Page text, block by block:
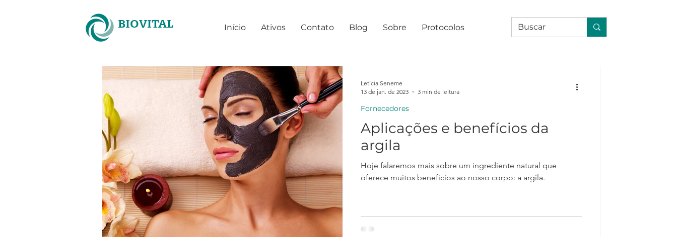
BIOVITAL Início Ativos Contato Blog Sobre Protocolos
Aplicações e benefícios da
argila
Hoje falaremos mais sobre um ingrediente natural que
oferece muitos benefícios ao nosso corpo: a argila.
Fornecedores
Letícia Seneme
13 de jan. de 2023
3 min de leitura